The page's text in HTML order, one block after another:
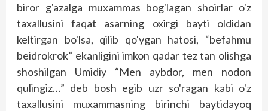
biror g'azalga muxammas bog'lagan shoirlar o'z
taxallusini faqat asarning oxirgi bayti oldidan
keltirgan bo'lsa, qilib qo'ygan hatosi, “befahmu
beidrok­rok” ekanligini imkon qadar tez tan olishga
shoshilgan Umidiy “Men aybdor, men nodon
qulingiz…” deb bosh egib uzr so'ragan kabi o'z
taxallusini muxammasning birinchi baytidayoq